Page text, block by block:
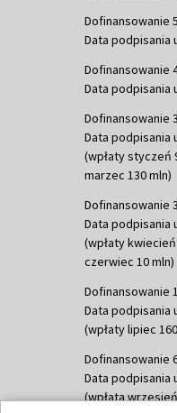
Dofinansowanie
Data podpisania
Dofinansowanie
Data podpisania
Dofinansowanie
Data podpisania
(wpłaty styczeń
marzec 130 mln)
Dofinansowanie
Data podpisania
(wpłaty
czerwiec 10 mln)
Dofinansowanie
Data podpisania
(wpłaty lipiec
Dofinansowanie
Data podpisania
(wpłata